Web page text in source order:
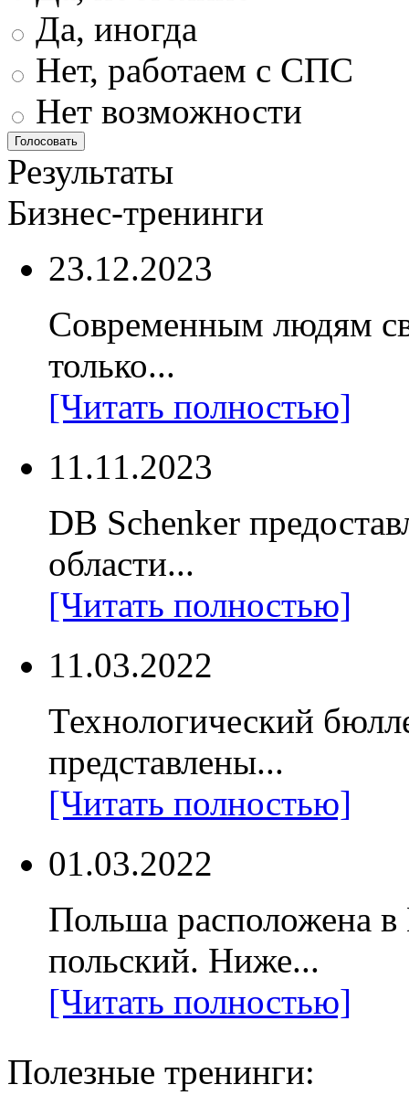
Да, иногда
Нет, работаем с СПС
Нет возможности
Результаты
Бизнес-тренинги
23.12.2023
Современным людям
только...
[Читать полностью]
11.11.2023
DB Schenker
области...
[Читать полностью]
11.03.2022
Технологический
представлены...
[Читать полностью]
01.03.2022
Польша расположена
польский. Ниже...
[Читать полностью]
Полезные тренинги: